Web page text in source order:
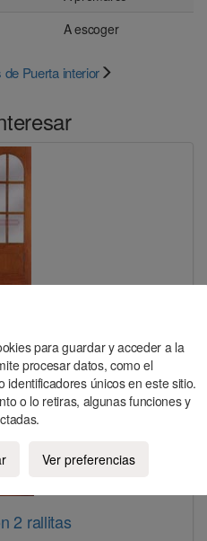
A escoger
Puerta interior
con curva
2 rallitas
para guardar y acceder a la
procesar datos, como el
únicos en este sitio.
o lo retiras, algunas funciones y
Ver preferencias